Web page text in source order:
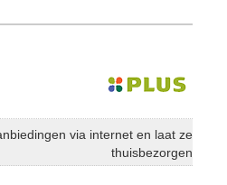
via internet en laat ze
thuisbezorgen